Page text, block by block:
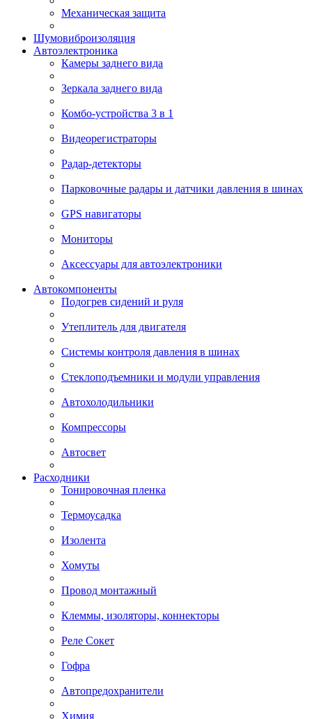
Механическая защита
Шумовиброизоляция
Автоэлектроника
Камеры заднего вида
Зеркала заднего вида
Комбо-устройства 3 в 1
Видеорегистраторы
Радар-детекторы
Парковочные радары и датчики давления в шинах
GPS навигаторы
Мониторы
Аксессуары для автоэлектроники
Автокомпоненты
Подогрев сидений и руля
Утеплитель для двигателя
Системы контроля давления в шинах
Стеклоподъемники и модули управления
Автохолодильники
Компрессоры
Автосвет
Расходники
Тонировочная пленка
Термоусадка
Изолента
Хомуты
Провод монтажный
Клеммы, изоляторы, коннекторы
Реле Сокет
Гофра
Автопредохранители
Химия